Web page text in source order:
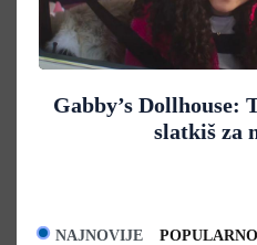
Gabby’s Dollhouse:
slatkiš za
NAJNOVIJE POPULARNO